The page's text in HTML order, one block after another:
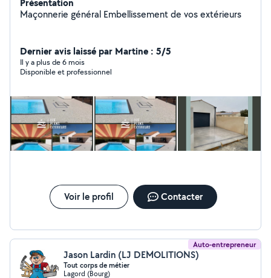
Maçonnerie général Embellissement de vos extérieurs
Dernier avis laissé par Martine : 5/5
Il y a plus de 6 mois
Disponible et professionnel
Voir le profil Contacter
Auto-entrepreneur
Jason Lardin (LJ DEMOLITIONS)
Tout corps de métier
Lagord (Bourg)